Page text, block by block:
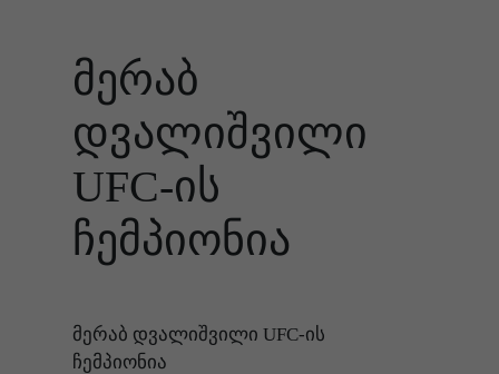
მერაბ
დვალიშვილი
UFC-ის
ჩემპიონია
მერაბ დვალიშვილი UFC-ის
ჩემპიონია